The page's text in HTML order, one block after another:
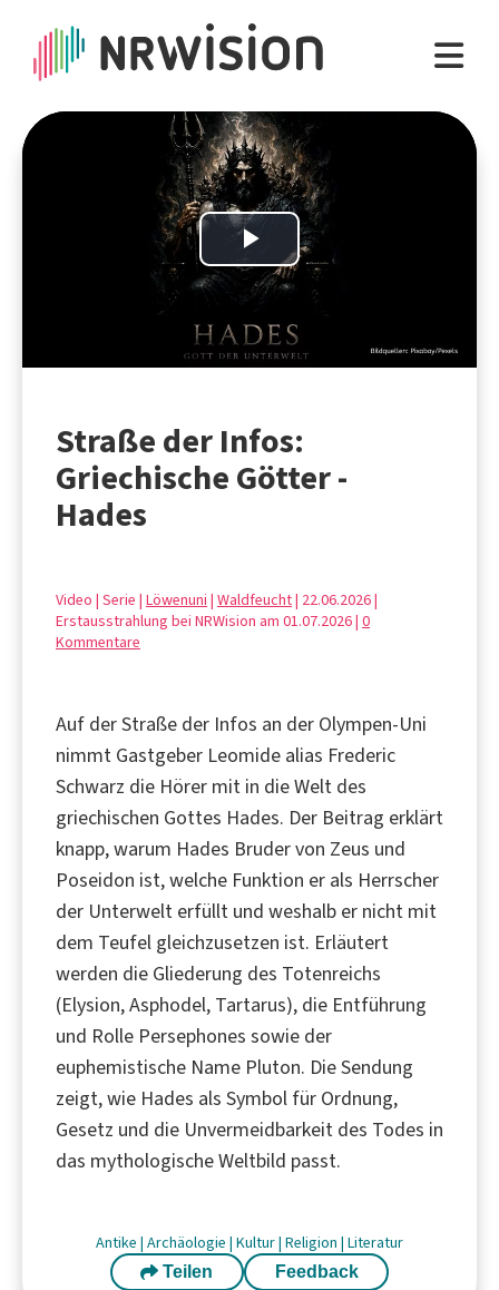
Play
Video
Straße der Infos:
Griechische Götter -
Hades
Video | Serie | Löwenuni | Waldfeucht| 22.06.2026 |
Erstausstrahlung bei NRWision am 01.07.2026 | 0
Kommentare
Auf der Straße der Infos an der Olympen‑Uni
nimmt Gastgeber Leomide alias Frederic
Schwarz die Hörer mit in die Welt des
griechischen Gottes Hades. Der Beitrag erklärt
knapp, warum Hades Bruder von Zeus und
Poseidon ist, welche Funktion er als Herrscher
der Unterwelt erfüllt und weshalb er nicht mit
dem Teufel gleichzusetzen ist. Erläutert
werden die Gliederung des Totenreichs
(Elysion, Asphodel, Tartarus), die Entführung
und Rolle Persephones sowie der
euphemistische Name Pluton. Die Sendung
zeigt, wie Hades als Symbol für Ordnung,
Gesetz und die Unvermeidbarkeit des Todes in
das mythologische Weltbild passt.
Antike | Archäologie | Kultur| Religion | Literatur
Teilen Feedback